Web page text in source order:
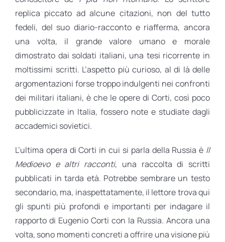
replica piccato ad alcune citazioni, non del tutto
fedeli, del suo diario-racconto e riafferma, ancora
una volta, il grande valore umano e morale
dimostrato dai soldati italiani, una tesi ricorrente in
moltissimi scritti. L’aspetto più curioso, al di là delle
argomentazioni forse troppo indulgenti nei confronti
dei militari italiani, è che le opere di Corti, così poco
pubblicizzate in Italia, fossero note e studiate dagli
accademici sovietici.
L’ultima opera di Corti in cui si parla della Russia è Il
Medioevo e altri racconti, una raccolta di scritti
pubblicati in tarda età. Potrebbe sembrare un testo
secondario, ma, inaspettatamente, il lettore trova qui
gli spunti più profondi e importanti per indagare il
rapporto di Eugenio Corti con la Russia. Ancora una
volta, sono momenti concreti a offrire una visione più